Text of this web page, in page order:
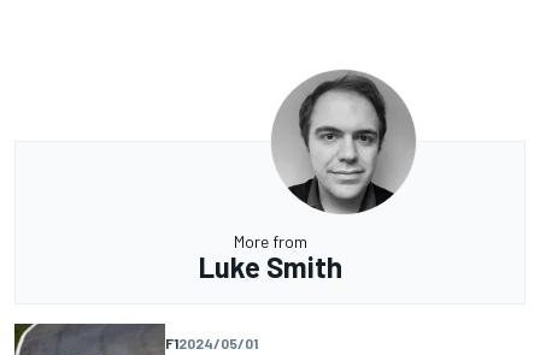
More from
Luke Smith
F12024/05/01